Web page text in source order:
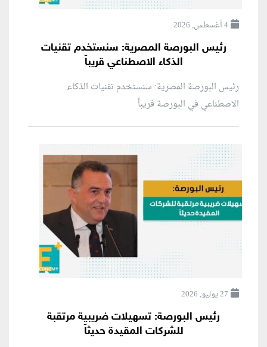
4 أغسطس, 2026
رئيس البورصة المصرية: سنستخدم تقنيات
الذكاء الاصطناعي قريباً
رئيس البورصة المصرية: سنستخدم تقنيات الذكاء
الاصطناعي في البورصة قريباً
27 يوليو, 2026
رئيس البورصة: تسهيلات ضريبية مرتقبة
للشركات المقيدة حديثاً